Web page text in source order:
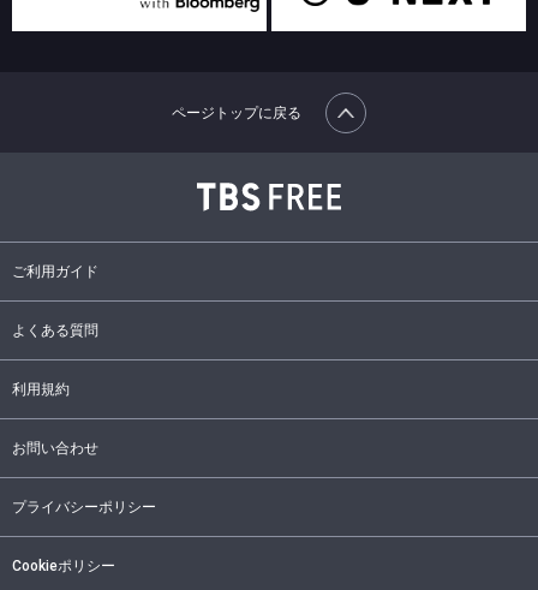
ご利用ガイド
よくある質問
利用規約
お問い合わせ
プライバシーポリシー
Cookieポリシー
ページトップに戻る